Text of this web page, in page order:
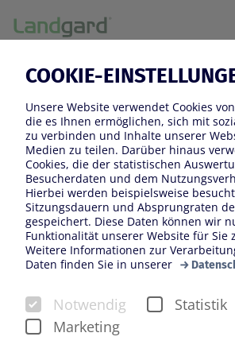
COOKIE-
Unsere Website verwendet Cookies
die es Ihnen ermöglichen, sich mit
zu verbinden und Inhalte unserer
Medien zu teilen. Darüber hinaus
Cookies, die der statistischen
Besucherdaten und dem
Hierbei werden beispielsweise
Sitzungsdauern und Absprungraten
gespeichert. Diese Daten können wir
Funktionalität unserer Website für Sie
Weitere Informationen zur
Daten finden Sie in unserer
Notwendig Statistik
Marketing